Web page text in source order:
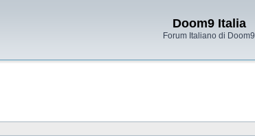
Doom9 Italia
Forum Italiano di Doom9